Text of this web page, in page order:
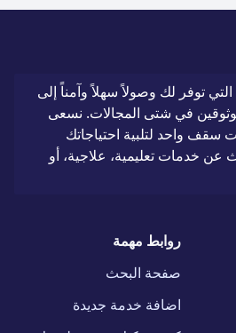
توفر لك وصولاً سهلاً وآمناً إلى
في شتى المجالات. نسعى
واحد لتلبية احتياجاتك
عن خدمات تعليمية، علاجية، أو
روابط مهمة
صفحة البحث
اضافة خدمة جديدة